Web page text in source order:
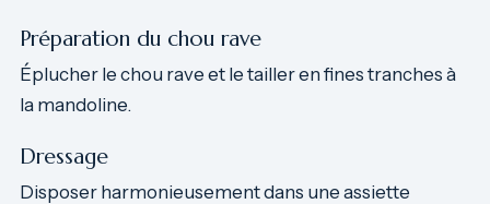
Préparation du chou rave
Éplucher le chou rave et le tailler en fines tranches à
la mandoline.
Dressage
Disposer harmonieusement dans une assiette